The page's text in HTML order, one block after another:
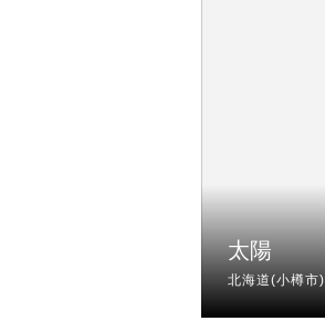
太陽
北海道(小樽市)